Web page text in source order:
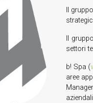
Il
Il
settori
b! Spa (
aree